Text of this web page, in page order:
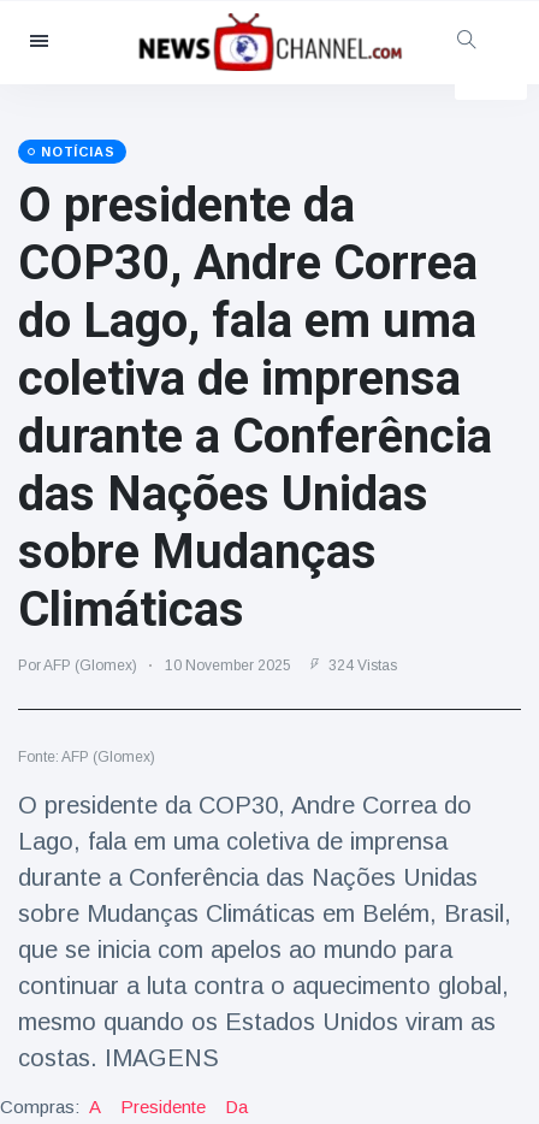
Categorias
Social & Diversão
Cinema & TV
(81)
Desporto
Celebridades
(13938)
Moda e Beleza
(122)
Automóveis & Motor
Comida e bebida
(79)
Jogos
(160)
Estilo de Vida
(121)
Saúde e Aptidão Física
(73)
Viagens & Aventura
(77)
A 'fuga' de
mágico faz a
16 July
Conservacionistas
celebram o
nascimento do
primeiro tapir de
baixas terras no
zoológico do
Reino Unido em 14
anos
Homem da Flórida
preso após lançar
fogos de artifício
movimento
16 July 173 Vistas
NOTÍCIAS
O presidente da
COP30, Andre Correa
do Lago, fala em uma
coletiva de imprensa
durante a Conferência
das Nações Unidas
sobre Mudanças
Climáticas
Por AFP (Glomex) 10 November 2025 324 Vistas
Fonte: AFP (Glomex)
O presidente da COP30, Andre Correa do
Lago, fala em uma coletiva de imprensa
durante a Conferência das Nações Unidas
sobre Mudanças Climáticas em Belém, Brasil,
que se inicia com apelos ao mundo para
continuar a luta contra o aquecimento global,
mesmo quando os Estados Unidos viram as
costas. IMAGENS
Compras: A Presidente Da